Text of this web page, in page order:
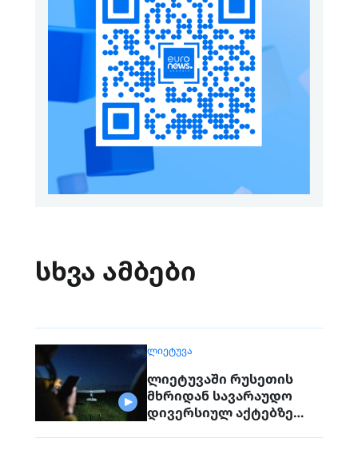
სხვა ამბები
ᲚᲘᲔᲢᲣᲕᲐ
ლიეტუვაში რუსეთის
მხრიდან სავარაუდო
დივერსიულ აქტებზე